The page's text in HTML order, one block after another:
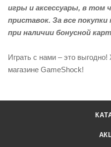
игры и аксессуары, в том
приставок. За все покупки
при наличии бонусной
Играть с нами – это
магазине GameShock!